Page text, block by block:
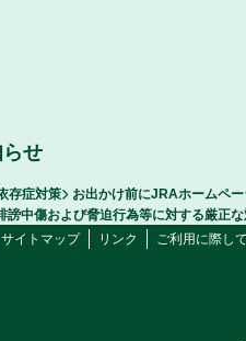
せ
存症対策
お出かけ前にJRAホームペ
謗中傷および脅迫行為等に対する厳正
サイトマップ リンク ご利用に際し